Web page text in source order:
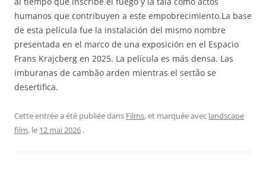
humanos que contribuyen a este empobrecimiento.La base
de esta película fue la instalación del mismo nombre
presentada en el marco de una exposición en el Espacio
Frans Krajcberg en 2025. La película es más densa. Las
imburanas de cambão arden mientras el sertão se
desertifica.
Cette entrée a été publiée dans Films, et marquée avec landscape
film, le 12 mai 2026 .